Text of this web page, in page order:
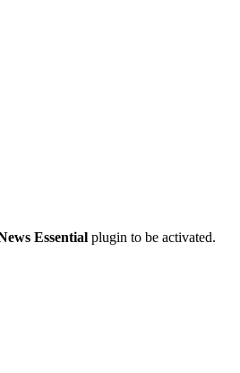
Essential plugin to be activated.